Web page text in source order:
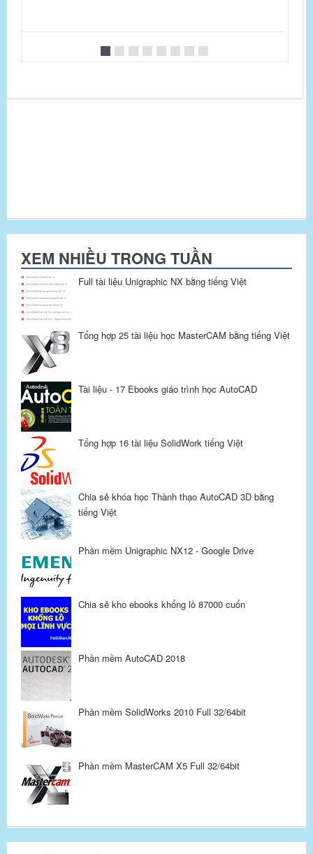
XEM NHIỀU TRONG TUẦN
Full tài liệu Unigraphic NX bằng tiếng Việt
Tổng hợp 25 tài liệu học MasterCAM bằng tiếng Việt
Tài liệu - 17 Ebooks giáo trình học AutoCAD
Tổng hợp 16 tài liệu SolidWork tiếng Việt
Chia sẻ khóa học Thành thạo AutoCAD 3D bằng
tiếng Việt
Phần mềm Unigraphic NX12 - Google Drive
Chia sẻ kho ebooks khổng lồ 87000 cuốn
Phần mềm AutoCAD 2018
Phần mềm SolidWorks 2010 Full 32/64bit
Phần mềm MasterCAM X5 Full 32/64bit